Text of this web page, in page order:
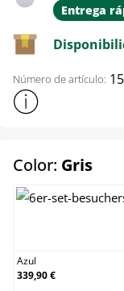
Entrega
Número de artículo:
Mostrar más
Color: Gris
Azul
339,90 €